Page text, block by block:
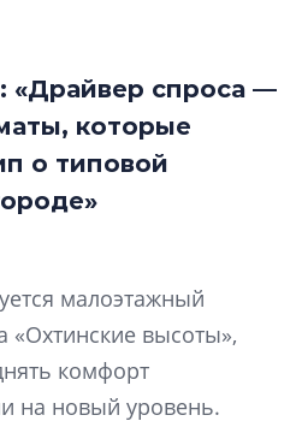
«Драйвер спроса —
которые
о типовой
малоэтажный
«Охтинские высоты»,
комфорт
на новый уровень.